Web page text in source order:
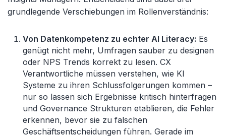
grundlegende Verschiebungen im Rollenverständnis:
Von Datenkompetenz zu echter AI Literacy: Es
genügt nicht mehr, Umfragen sauber zu designen
oder NPS Trends korrekt zu lesen. CX
Verantwortliche müssen verstehen, wie KI
Systeme zu ihren Schlussfolgerungen kommen –
nur so lassen sich Ergebnisse kritisch hinterfragen
und Governance Strukturen etablieren, die Fehler
erkennen, bevor sie zu falschen
Geschäftsentscheidungen führen. Gerade im